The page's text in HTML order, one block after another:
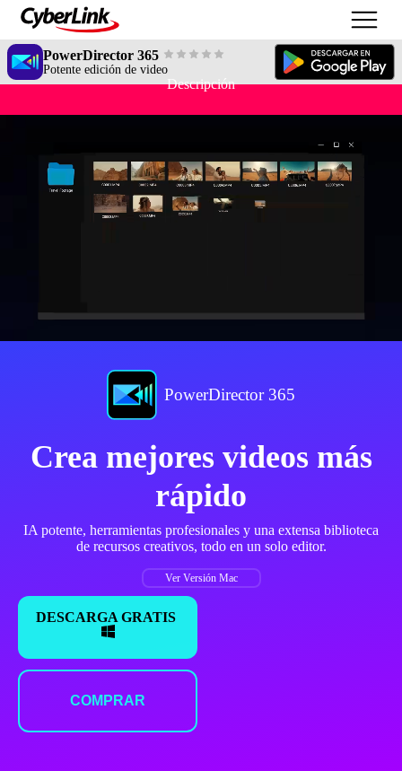
PowerDirector 365
Potente edición de video
Descripción
PowerDirector 365
Crea mejores videos más
rápido
IA potente, herramientas profesionales y una extensa biblioteca
de recursos creativos, todo en un solo editor.
Ver Versión Mac
DESCARGA GRATIS
COMPRAR